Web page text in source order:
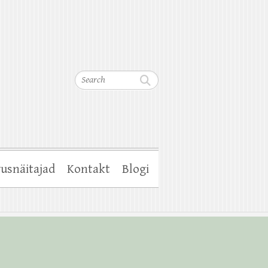
Search
Kontakt Blogi